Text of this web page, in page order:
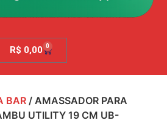
R$ 0,00 0
BAR / AMASSADOR PARA
UTILITY 19 CM UB-